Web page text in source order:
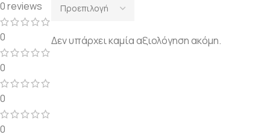
0 reviews
0
0
0
0
Δεν υπάρχει καμία αξιολόγηση ακόμη.